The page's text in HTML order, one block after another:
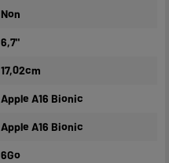
Non
6,7"
17,02cm
Apple A16 Bionic
Apple A16 Bionic
6Go